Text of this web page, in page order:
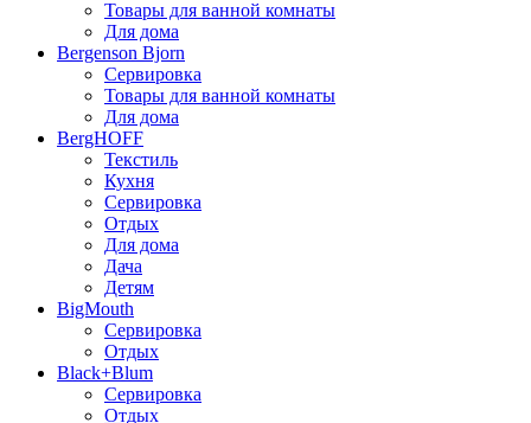
Товары для ванной комнаты
Для дома
Bergenson Bjorn
Сервировка
Товары для ванной комнаты
Для дома
BergHOFF
Текстиль
Кухня
Сервировка
Отдых
Для дома
Дача
Детям
BigMouth
Сервировка
Отдых
Black+Blum
Сервировка
Отдых